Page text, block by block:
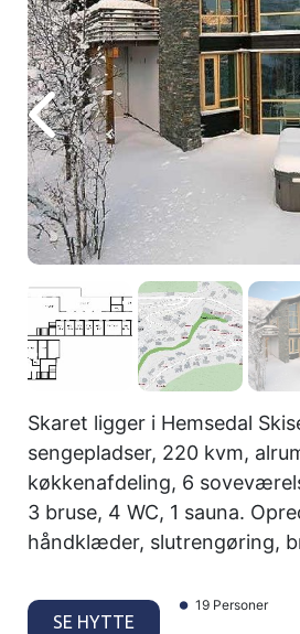
Skaret ligger i Hemsedal
sengepladser, 220 kvm,
køkkenafdeling, 6
3 bruse, 4 WC, 1 sauna.
håndklæder, slutrengøring,
SE HYTTE
19 Personer